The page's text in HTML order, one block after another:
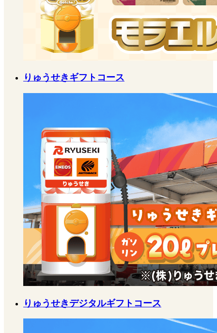
りゅうせきギフトコース
りゅうせきデジタルギフトコース